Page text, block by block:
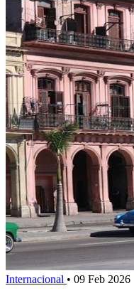
Internacional • 09 Feb 2026